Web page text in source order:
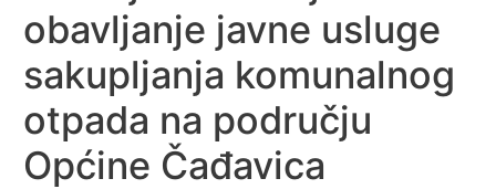
obavljanje javne usluge
sakupljanja komunalnog
otpada na području
Općine Čađavica